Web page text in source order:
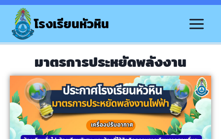
โรงเรียนหัวหิน
มาตรการประหยัดพลังงาน